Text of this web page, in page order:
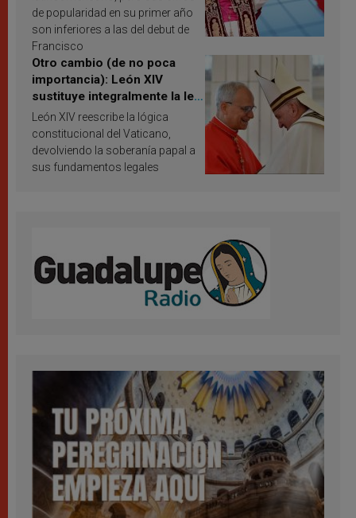
de popularidad en su primer año
son inferiores a las del debut de
Francisco
Otro cambio (de no poca
importancia): León XIV
sustituye integralmente la ley
vaticana de Papa Francisco
León XIV reescribe la lógica
constitucional del Vaticano,
devolviendo la soberanía papal a
sus fundamentos legales